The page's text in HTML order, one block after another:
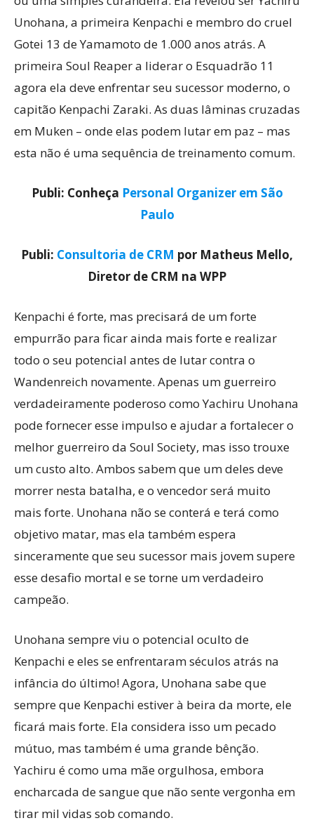
Unohana, a primeira Kenpachi e membro do cruel
Gotei 13 de Yamamoto de 1.000 anos atrás. A
primeira Soul Reaper a liderar o Esquadrão 11
agora ela deve enfrentar seu sucessor moderno, o
capitão Kenpachi Zaraki. As duas lâminas cruzadas
em Muken – onde elas podem lutar em paz – mas
esta não é uma sequência de treinamento comum.
Publi: Conheça Personal Organizer em São
Paulo
Publi: Consultoria de CRM por Matheus Mello,
Diretor de CRM na WPP
Kenpachi é forte, mas precisará de um forte
empurrão para ficar ainda mais forte e realizar
todo o seu potencial antes de lutar contra o
Wandenreich novamente. Apenas um guerreiro
verdadeiramente poderoso como Yachiru Unohana
pode fornecer esse impulso e ajudar a fortalecer o
melhor guerreiro da Soul Society, mas isso trouxe
um custo alto. Ambos sabem que um deles deve
morrer nesta batalha, e o vencedor será muito
mais forte. Unohana não se conterá e terá como
objetivo matar, mas ela também espera
sinceramente que seu sucessor mais jovem supere
esse desafio mortal e se torne um verdadeiro
campeão.
Unohana sempre viu o potencial oculto de
Kenpachi e eles se enfrentaram séculos atrás na
infância do último! Agora, Unohana sabe que
sempre que Kenpachi estiver à beira da morte, ele
ficará mais forte. Ela considera isso um pecado
mútuo, mas também é uma grande bênção.
Yachiru é como uma mãe orgulhosa, embora
encharcada de sangue que não sente vergonha em
tirar mil vidas sob comando.